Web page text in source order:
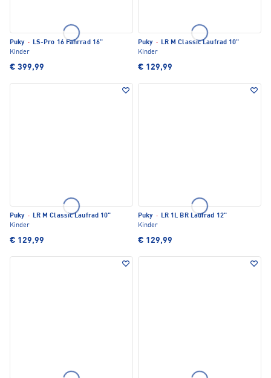
Puky · LS-Pro 16 Fahrrad 16"
Kinder
€ 399,99
Puky · LR M Classic Laufrad 10"
Kinder
€ 129,99
Puky · LR M Classic Laufrad 10"
Kinder
€ 129,99
Puky · LR 1L BR Laufrad 12"
Kinder
€ 129,99